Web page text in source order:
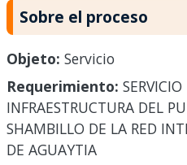
Sobre el proceso
Objeto: Servicio
Requerimiento:
INFRAESTRUCTURA DEL
SHAMBILLO DE LA RED
DE AGUAYTIA